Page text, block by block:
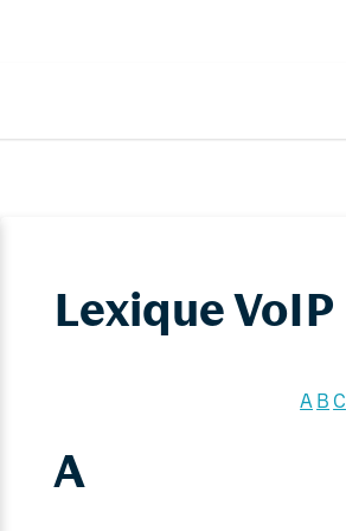
Lexique VoIP
A B C
A